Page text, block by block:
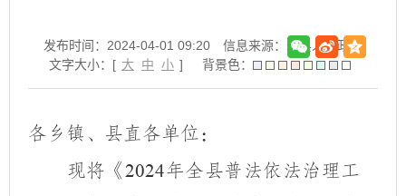
发布时间：2024-04-01 09:20
信息来源：寿县人民政府
文字大小：[ 大 中 小 ] 背景色：
各乡镇、县直各单位：
现将《2024年全县普法依法治理工